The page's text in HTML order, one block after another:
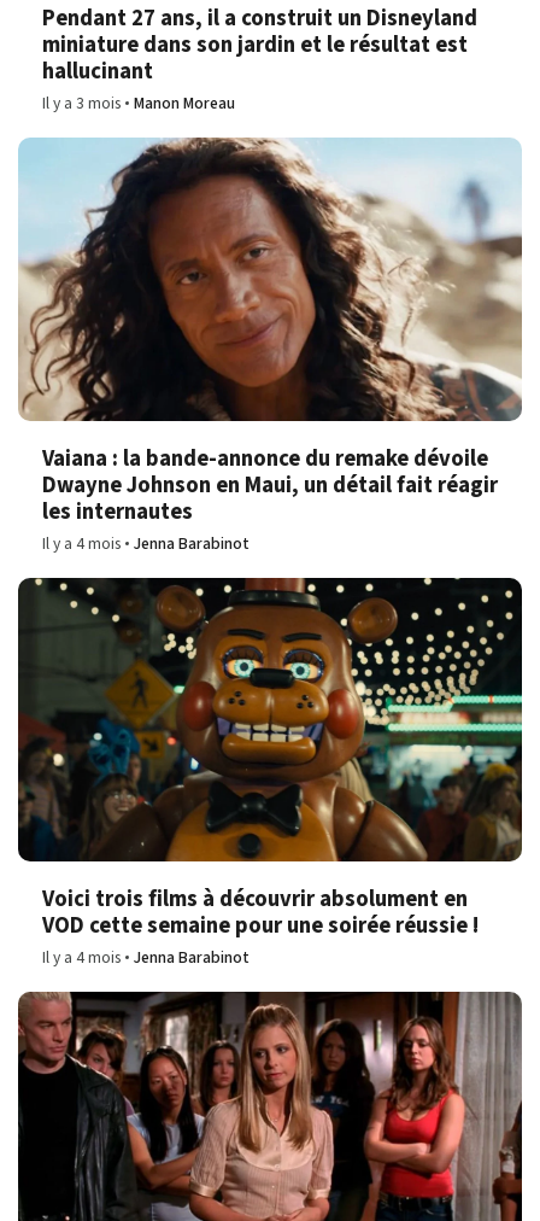
Pendant 27 ans, il a construit un Disneyland
miniature dans son jardin et le résultat est
hallucinant
Il y a 3 mois Manon Moreau
Vaiana : la bande-annonce du remake dévoile
Dwayne Johnson en Maui, un détail fait réagir
les internautes
Il y a 4 mois Jenna Barabinot
Voici trois films à découvrir absolument en
VOD cette semaine pour une soirée réussie !
Il y a 4 mois Jenna Barabinot